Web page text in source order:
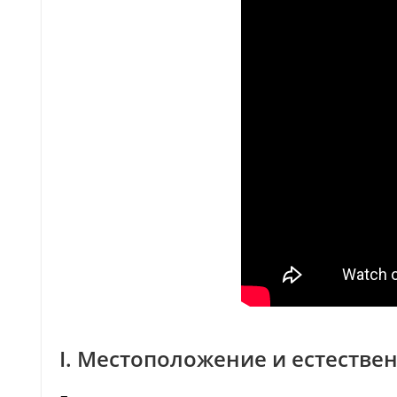
I. Местоположение и